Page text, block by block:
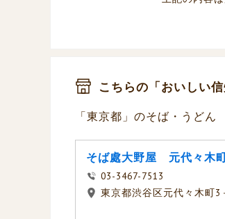
こちらの「おいしい
「東京都」のそば・うどん
そば處大野屋 元代々木
03-3467-7513
東京都渋谷区元代々木町3